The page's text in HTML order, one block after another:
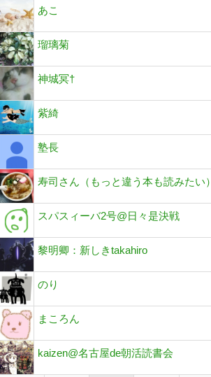
あこ
瑠璃菊
神城冥†
紫綺
塾長
寿司さん（もっと違う本も読みたい）
スパスィーバ2号@日々是決戦
黎明卿：新しきtakahiro
のり
まころん
kaizen@名古屋de朝活読書会